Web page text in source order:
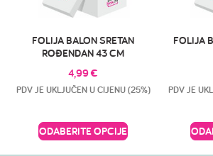
FOLIJA BALON SRETAN
ROĐENDAN 43 CM
4,99€
PDV JE UKLJUČEN U CIJENU (25%)
ODABERITE OPCIJE
FOLIJA
PDV JE